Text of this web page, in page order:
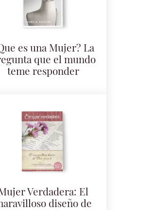
es una Mujer? La
que el mundo
teme responder
Verdadera: El
diseño de